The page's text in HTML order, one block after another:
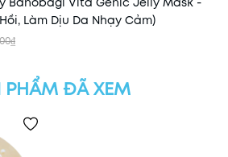
Làm Dịu Da Nhạy Cảm)
PHẨM ĐÃ XEM